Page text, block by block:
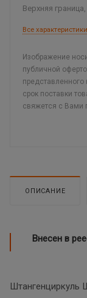
Верхняя
Все характеристики
Изображение
публичной
срок поставки
свяжется с Вами
ОПИСАНИЕ
Внесен в
Штангенциркуль